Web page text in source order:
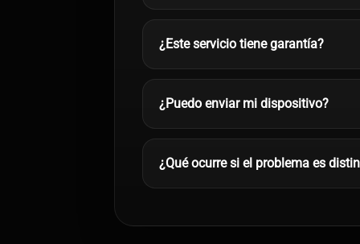
¿Este servicio tiene garantía?
¿Puedo enviar mi dispositivo?
¿Qué ocurre si el problema es